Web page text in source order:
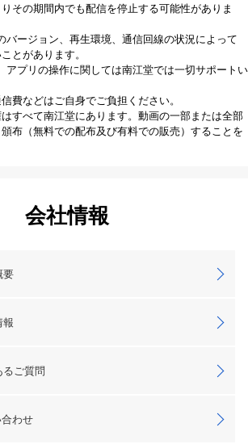
その期間内でも配信を停止する可能性がありま
バージョン、再生環境、通信回線の状況によって
とがあります。
アプリの操作に関しては南江堂では一切サポートい
費などはご自身でご負担ください。
すべて南江堂にあります。動画の一部または全部
布（無料での配布及び有料での販売）することを
会社情報
要
報
るご質問
わせ